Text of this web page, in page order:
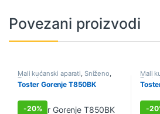
Povezani proizvodi
Mali kućanski aparati, Sniženo,
Tosteri
Toster Gorenje T850BK
-20%
Mali
Tosteri
-